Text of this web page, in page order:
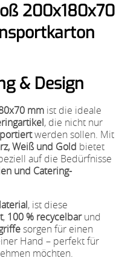
200x180x70
& Design
mm ist die ideale
, die nicht nur
werden sollen. Mit
Weiß und Gold bietet
auf die Bedürfnisse
und Catering-
, ist diese
, 100 % recycelbarund
sorgen für einen
Hand – perfekt für
möchten.